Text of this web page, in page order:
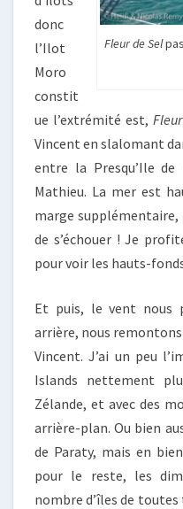
Fleur de Sel
donc
l’Ilot
Moro
constit
ue l’extrémité est,
Vincent en slalomant
entre la Presqu’Ile
Mathieu. La mer est
marge
de s’échouer ! Je
pour voir les hauts-
Et puis, le vent nous
arrière, nous remontons
Vincent. J’ai un peu
Islands nettement
Zélande, et avec des
arrière-plan. Ou bien
de Paraty, mais en
pour le reste, les
nombre d’îles de